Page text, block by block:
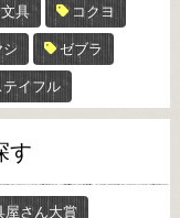
具 コクヨ
ゼブラ
テイフル
す
屋さん大賞